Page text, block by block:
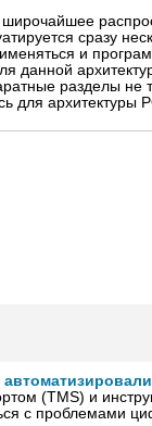
сразу
и
данной
разделы не
для архитектуры
(TMS) и
с проблемами